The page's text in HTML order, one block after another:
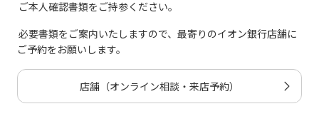
ご本人確認書類をご持参ください。
必要書類をご案内いたしますので、最寄りのイオン銀行店舗に
ご予約をお願いします。
店舗（オンライン相談・来店予約）